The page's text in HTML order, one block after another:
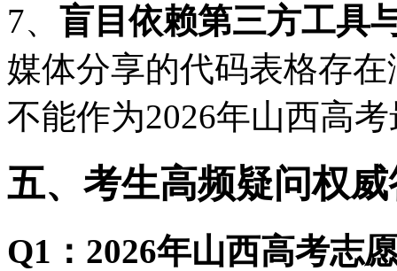
7、 盲目依赖第三方工具
媒体分享的代码表格存
不能作为2026年山西高
五、考生高频疑问权
Q1：2026年山西高考志